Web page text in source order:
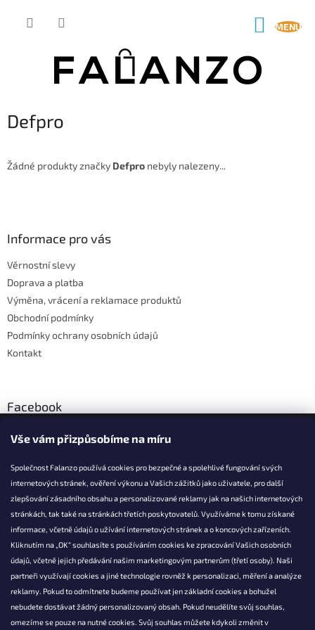
Vše vám přizpůsobíme na míru
Společnost Falanzo používá cookies pro bezpečné a spolehlivé fungování svých
internetových stránek, ověření výkonu a Vašich zážitků jako uživatele, pro další
zlepšování zásadního obsahu a personalizované reklamy jak na našich internetových
stránkách, tak také na stránkách třetích poskytovatelů. Využíváme k tomu získané
informace, včetně údajů o užívání internetových stránek a o koncových zařízeních.
Kliknutím na „OK“ souhlasíte s používáním cookies ke zpracování Vašich osobních
údajů, včetně jejich předávání našim marketingovým partnerům (třetí osoby). Naši
partneři využívají cookies a jiné technologie rovněž k personalizaci, měření a analýze
reklamy. Pokud to odmítnete budeme používat jen základní cookies a bohužel
nebudete dostávat žádný personalizovaný obsah. Pokud neudělíte svůj souhlas,
omezíme se pouze na nutné cookies. Svůj souhlas můžete kdykoli změnit v
Defpro
Žádné produkty značky Defpro nebyly nalezeny...
Informace pro vás
Věrnostní slevy
Doprava a platba
Výměna, vrácení a reklamace produktů
Obchodní podmínky
Podmínky ochrany osobních údajů
Kontakt
Facebook
KONTAKT
info@falanzo.cz
Falanzo.cz
FalanzoCZ